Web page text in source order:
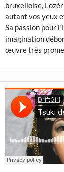
bruxelloise,
autant vos yeux
Sa passion pour
imagination
œuvre très